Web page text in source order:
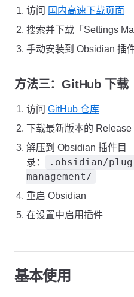
访问 国内高速下载页面
搜索并下载「Settings
手动安装到 Obsidian 插
方法三：GitHub 下载
访问 GitHub 仓库
下载最新版本的 Release
解压到 Obsidian 插件目
录：
.obsidian/
management/
重启 Obsidian
在设置中启用插件
基本使用